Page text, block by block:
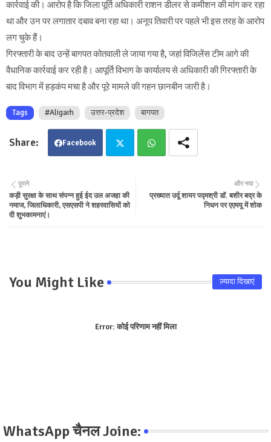
कार्रवाई की। आरोप है कि जिला पूर्ति अधिकारी राशन डीलर से कमीशन की मांग कर रहा
था और उन पर लगातार दबाव बना रहा था। अनूप तिवारी पर पहले भी इस तरह के आरोप
लग चुके हैं।
गिरफ्तारी के बाद उन्हें बागपत कोतवाली ले जाया गया है, जहां विजिलेंस टीम आगे की
वैधानिक कार्रवाई कर रही है। आपूर्ति विभाग के कार्यालय से अधिकारी की गिरफ्तारी के
बाद विभाग में हड़कंप मचा है और पूरे मामले की गहन छानबीन जारी है।
Tags #Aligarh उत्तर-प्रदेश बागपत
Facebook
ter tsa
और नया
प्रख्यात उर्दू शायर पद्मश्री डॉ. बशीर बद्र के
निधन पर एएमयू में शोक
पुराने
कड़ी सुरक्षा के साथ संपन्न हुई ईद उल अजहा की
नमाज, जिलाधिकारी, एसएसपी ने शहरवासियों को
दी शुभकामनाएं।
You Might Like ज़्यादा दिखाएं
Error:कोई परिणाम नहीं मिला
WhatsApp चैनल Joine: